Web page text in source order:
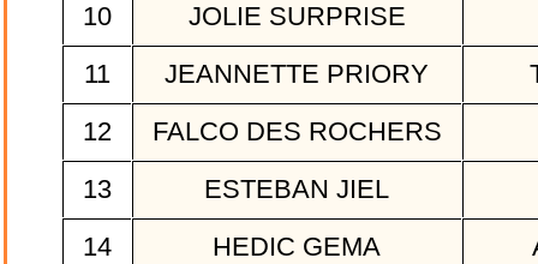
10
JOLIE SURPRISE
11
JEANNETTE PRIORY
12
FALCO DES ROCHERS
13
ESTEBAN JIEL
14
HEDIC GEMA